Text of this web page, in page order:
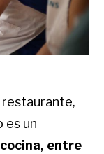
restaurante,
es un
entre